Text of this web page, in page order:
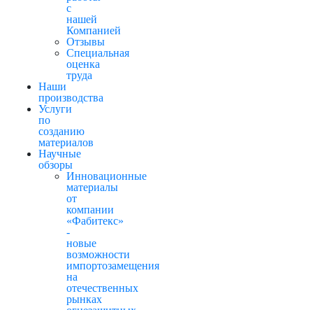
с
нашей
Компанией
Отзывы
Cпециальная
оценка
труда
Наши
производства
Услуги
по
созданию
материалов
Научные
обзоры
Инновационные
материалы
от
компании
«Фабитекс»
-
новые
возможности
импортозамещения
на
отечественных
рынках